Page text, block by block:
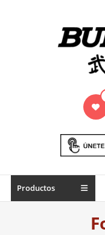
marciales
Todo
necesario
Productos